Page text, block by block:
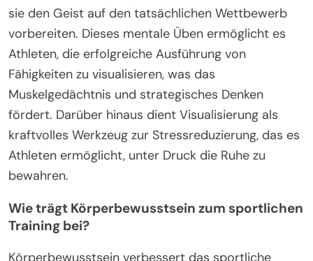
sie den Geist auf den tatsächlichen Wettbewerb
vorbereiten. Dieses mentale Üben ermöglicht es
Athleten, die erfolgreiche Ausführung von
Fähigkeiten zu visualisieren, was das
Muskelgedächtnis und strategisches Denken
fördert. Darüber hinaus dient Visualisierung als
kraftvolles Werkzeug zur Stressreduzierung, das es
Athleten ermöglicht, unter Druck die Ruhe zu
bewahren.
Wie trägt Körperbewusstsein zum sportlichen
Training bei?
Körperbewusstsein verbessert das sportliche